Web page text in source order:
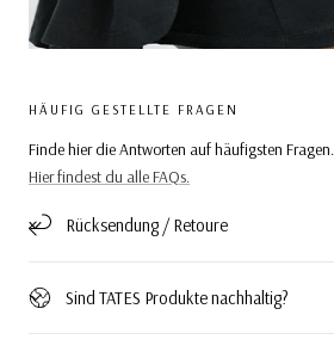
HÄUFIG GESTELLTE FRAGEN
Finde hier die Antworten auf häufigsten Fragen.
Hier findest du alle FAQs.
Rücksendung / Retoure
Sind TATES Produkte nachhaltig?